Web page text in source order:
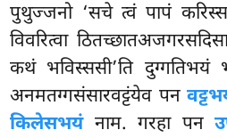
पुथुज्जनो ‘सचे त्वं पापं
विवरित्वा
कथं भविस्ससी’ति दुग्गतिभयं
अनमतग्गसंसारवट्टंयेव पन
किलेसभयंनाम. गरहा पन